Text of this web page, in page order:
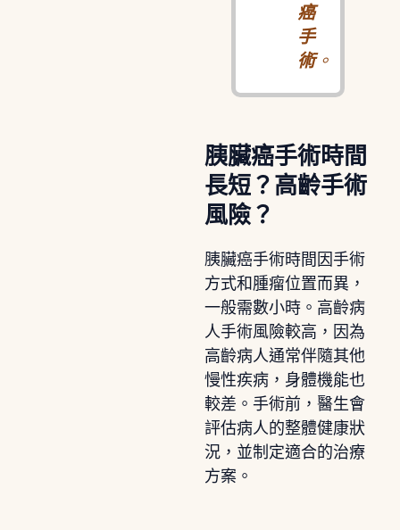
癌
手
術。
胰臟癌手術時間
長短？高齡手術
風險？
胰臟癌手術時間因手術
方式和腫瘤位置而異，
一般需數小時。高齡病
人手術風險較高，因為
高齡病人通常伴隨其他
慢性疾病，身體機能也
較差。手術前，醫生會
評估病人的整體健康狀
況，並制定適合的治療
方案。